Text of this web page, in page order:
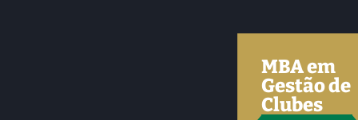
MBA em
Gestão de
Clubes